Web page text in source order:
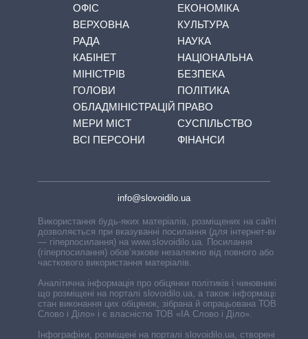
ОФІС
ВЕРХОВНА
РАДА
КАБІНЕТ
МІНІСТРІВ
ГОЛОВИ
ОБЛАДМІНІСТРАЦІЙ
МЕРИ МІСТ
ВСІ ПЕРСОНИ
ЕКОНОМІКА
КУЛЬТУРА
НАУКА
НАЦІОНАЛЬНА
БЕЗПЕКА
ПОЛІТИКА
ПРАВО
СУСПІЛЬСТВО
ФІНАНСИ
info@slovoidilo.ua
Використання будь-яких матеріалів, розміщених на сайті,
дозволяється при вказуванні посилання (для інтернет-видань
— гіперпосилання) на www.slovoidilo.ua. Посилання
(гіперпосилання) обов’язкове незалежно від повного або
часткового використання матеріалів.
Аналітична інформація про обіцянки політиків і чиновників,
що розміщені на порталі slovoidilo.ua, а також інформація про
стан виконання цих обіцянок, зібрана й опрацьована ТОВ «ІА
Слово і Діло» і є власністю ТОВ «ІА Слово і Діло».
Інфографіки, розміщені на порталі slovoidilo.ua, створені ГО